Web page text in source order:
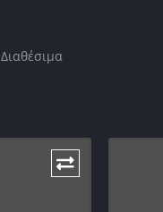
Διαθέσιμα